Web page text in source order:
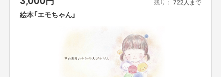
産後エクササイズは、緩やかな動きからスタートすること
をオススメしています。なので、ベビーダンスは産後エク
ベビーダンスは、産後、赤ちゃんとお出掛けするきっかけ
に、ママのリフレッシュに、赤ちゃんとのスキンシップに
残り： 722人まで
絵本「エモちゃん」